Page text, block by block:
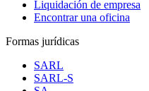
Liquidación de empresa
Encontrar una oficina
Formas jurídicas
SARL
SARL-S